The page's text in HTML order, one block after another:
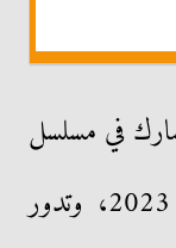
شارك في مسلسل
"رسالة الإمام" بالمارثون الرمضانى 2023، وتدور